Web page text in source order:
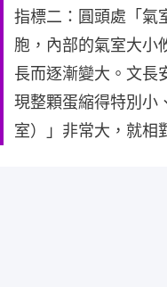
指標二：圓頭處「氣
胞，內部的氣室大小
長而逐漸變大。文長
現整顆蛋縮得特別小
室）」非常大，就相